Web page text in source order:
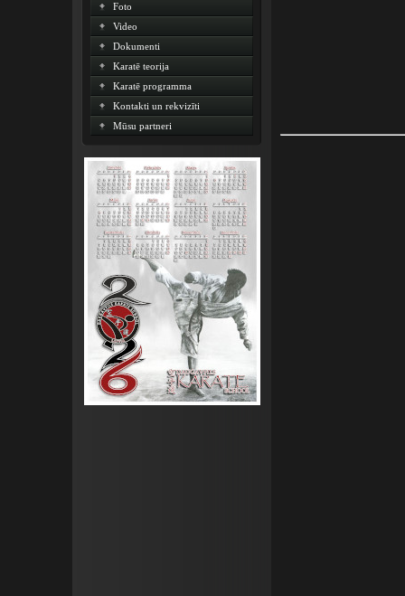
Foto
Video
Dokumenti
Karatē teorija
Karatē programma
Kontakti un rekvizīti
Mūsu partneri